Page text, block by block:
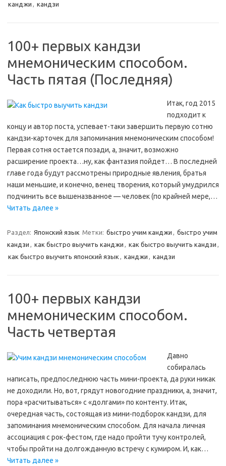
канджи , кандзи
100+ первых кандзи
мнемоническим способом.
Часть пятая (Последняя)
Итак, год 2015
подходит к
концу и автор поста, успевает-таки завершить первую сотню
кандзи-карточек для запоминания мнемоническим способом!
Первая сотня остается позади, а, значит, возможно
расширение проекта…ну, как фантазия пойдет… В последней
главе года будут рассмотрены природные явления, братья
наши меньшие, и конечно, венец творения, который умудрился
подчинить все вышеназванное — человек (по крайней мере,…
Читать далее »
Раздел: Японский язык Метки: быстро учим канджи , быстро учим
кандзи , как быстро выучить канджи , как быстро выучить кандзи ,
как быстро выучить японский язык , канджи , кандзи
100+ первых кандзи
мнемоническим способом.
Часть четвертая
Давно
собиралась
написать, предпоследнюю часть мини-проекта, да руки никак
не доходили. Но, вот, грядут новогодние праздники, а, значит,
пора «расчитываться» с «долгами» по контенту. Итак,
очередная часть, состоящая из мини-подборок кандзи, для
запоминания мнемоническим способом. Для начала личная
ассоциация с рок-фестом, где надо пройти тучу контролей,
чтобы пройти на долгожданную встречу с кумиром. И, как…
Читать далее »